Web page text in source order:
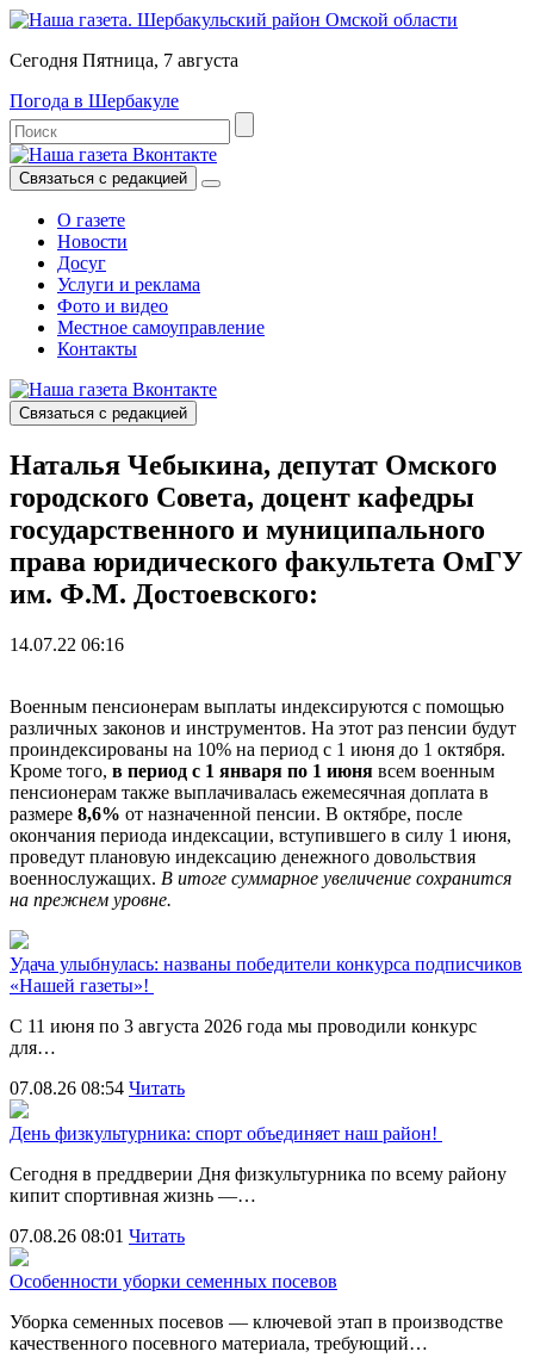
Сегодня Пятница, 7 августа
Погода в Шербакуле
Связаться с редакцией
О газете
Новости
Досуг
Услуги и реклама
Фото и видео
Местное самоуправление
Контакты
Связаться с редакцией
Наталья Чебыкина, депутат Омского
городского Совета, доцент кафедры
государственного и муниципального
права юридического факультета ОмГУ
им. Ф.М. Достоевского:
14.07.22 06:16
Военным пенсионерам выплаты индексируются с помощью
различных законов и инструментов. На этот раз пенсии будут
проиндексированы на 10% на период с 1 июня до 1 октября.
Кроме того, в период с 1 января по 1 июня всем военным
пенсионерам также выплачивалась ежемесячная доплата в
размере 8,6% от назначенной пенсии. В октябре, после
окончания периода индексации, вступившего в силу 1 июня,
проведут плановую индексацию денежного довольствия
военнослужащих. В итоге суммарное увеличение сохранится
на прежнем уровне.
Удача улыбнулась: названы победители конкурса подписчиков
«Нашей газеты»!
С 11 июня по 3 августа 2026 года мы проводили конкурс
для…
07.08.26 08:54 Читать
День физкультурника: спорт объединяет наш район!
Сегодня в преддверии Дня физкультурника по всему району
кипит спортивная жизнь —…
07.08.26 08:01 Читать
Особенности уборки семенных посевов
Уборка семенных посевов — ключевой этап в производстве
качественного посевного материала, требующий…